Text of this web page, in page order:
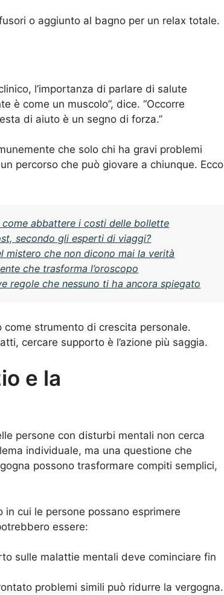
o aggiunto al bagno per un relax totale.
l’importanza di parlare di salute
è come un muscolo”, dice. “Occorre
di aiuto è un segno di forza.”
che solo chi ha gravi problemi
percorso che può giovare a chiunque. Ecco
abbattere i costi delle bollette
secondo gli esperti di viaggi?
mistero che non dicono mai la verità
che trasforma l’oroscopo
regole che nessuno ti ha ancora spiegato
come strumento di crescita personale.
cercare supporto è l’azione più saggia.
e la
persone con disturbi mentali non cerca
individuale, ma una questione che
possono trasformare compiti semplici,
cui le persone possano esprimere
essere:
sulle malattie mentali deve cominciare fin
problemi simili può ridurre la vergogna.